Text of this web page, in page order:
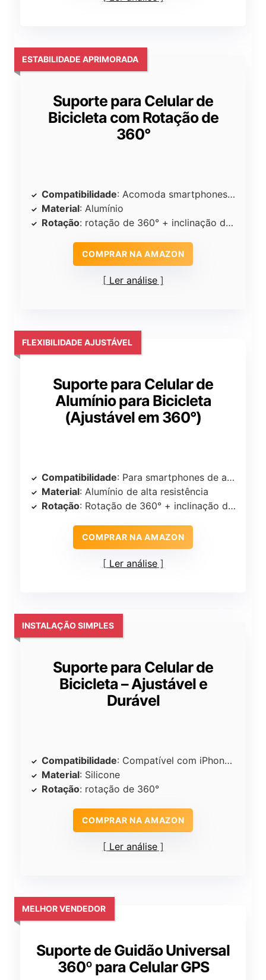
Suporte para Celular de
Bicicleta com Rotação de
360°
ESTABILIDADE APRIMORADA
Compatibilidade: Acomoda smartphones de até 11 cm de largura
Material: Alumínio
Rotação: rotação de 360° + inclinação de 180°
COMPRAR NA AMAZON
Ler análise
Suporte para Celular de
Alumínio para Bicicleta
(Ajustável em 360°)
FLEXIBILIDADE AJUSTÁVEL
Compatibilidade: Para smartphones de até 11cm de largura
Material: Alumínio de alta resistência
Rotação: Rotação de 360° + inclinação de 180°
COMPRAR NA AMAZON
Ler análise
Suporte para Celular de
Bicicleta – Ajustável e
Durável
INSTALAÇÃO SIMPLES
Compatibilidade: Compatível com iPhone/Android
Material: Silicone
Rotação: rotação de 360°
COMPRAR NA AMAZON
Ler análise
Suporte de Guidão Universal
360º para Celular GPS
MELHOR VENDEDOR